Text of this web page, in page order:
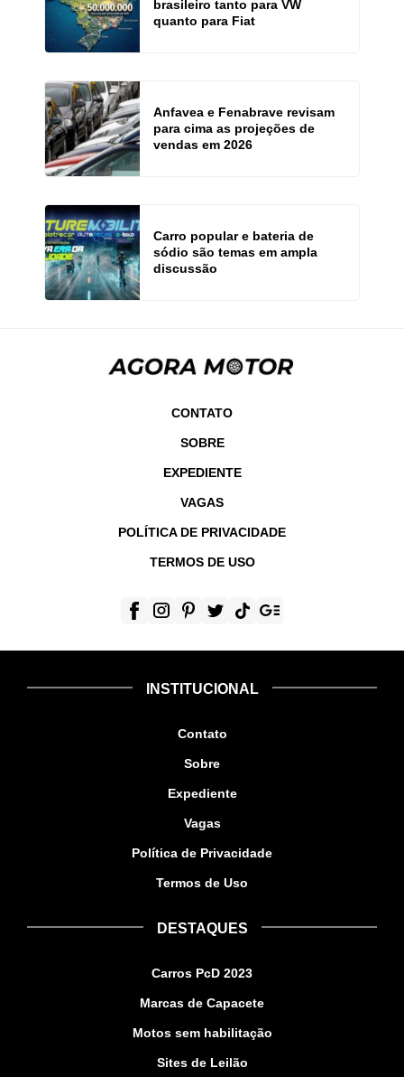
brasileiro tanto para VW
quanto para Fiat
Anfavea e Fenabrave revisam
para cima as projeções de
vendas em 2026
Carro popular e bateria de
sódio são temas em ampla
discussão
CONTATO
SOBRE
EXPEDIENTE
VAGAS
POLÍTICA DE PRIVACIDADE
TERMOS DE USO
INSTITUCIONAL
Contato
Sobre
Expediente
Vagas
Política de Privacidade
Termos de Uso
DESTAQUES
Carros PcD 2023
Marcas de Capacete
Motos sem habilitação
Sites de Leilão